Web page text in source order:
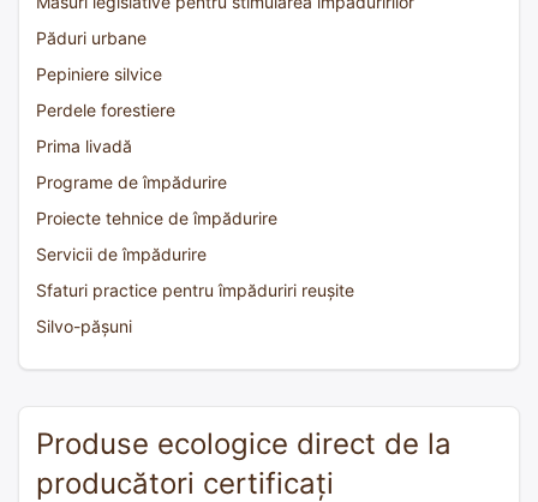
Păduri urbane
Pepiniere silvice
Perdele forestiere
Prima livadă
Programe de împădurire
Proiecte tehnice de împădurire
Servicii de împădurire
Sfaturi practice pentru împăduriri reușite
Silvo-pășuni
Produse ecologice direct de la
producători certificați